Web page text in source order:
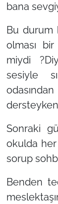
bana
Bu durum
olması
miydi
sesiyle
Sonraki
okulda her
sorup
Benden